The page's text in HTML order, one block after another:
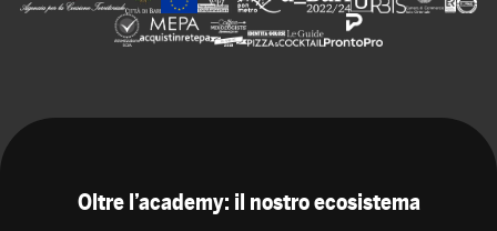
Oltre l’academy: il nostro ecosistema